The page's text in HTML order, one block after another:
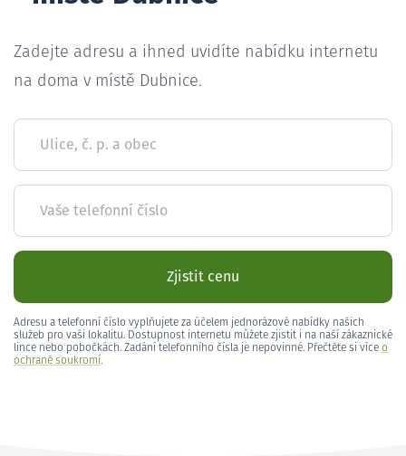
Zadejte adresu a ihned uvidíte nabídku internetu
na doma v místě Dubnice.
Ulice, č. p. a obec
Vaše telefonní číslo
Zjistit cenu
Adresu a telefonní číslo vyplňujete za účelem jednorázové nabídky našich
služeb pro vaši lokalitu. Dostupnost internetu můžete zjistit i na naší zákaznické
lince nebo pobočkách. Zadání telefonního čísla je nepovinné. Přečtěte si více o
ochraně soukromí.